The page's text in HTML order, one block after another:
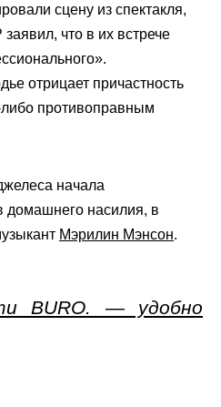
сцену из спектакля,
что в их встрече
отрицает причастность
либо противоправным
начала
домашнего насилия, в
Мэрилин Мэнсон.
BURO. — удобно